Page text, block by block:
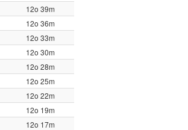
12o 39m
12o 36m
12o 33m
12o 30m
12o 28m
12o 25m
12o 22m
12o 19m
12o 17m